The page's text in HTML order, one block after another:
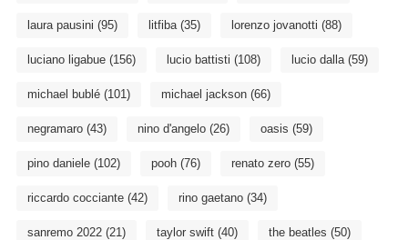
laura pausini (95) litfiba(35) lorenzo jovanotti (88)
luciano ligabue(156) lucio battisti (108) lucio dalla(59)
michael bublé(101) michael jackson(66)
negramaro(43) nino d'angelo(26) oasis (59)
pino daniele(102) pooh(76) renato zero(55)
riccardo cocciante(42) rino gaetano(34)
sanremo 2022(21) taylor swift(40) the beatles (50)